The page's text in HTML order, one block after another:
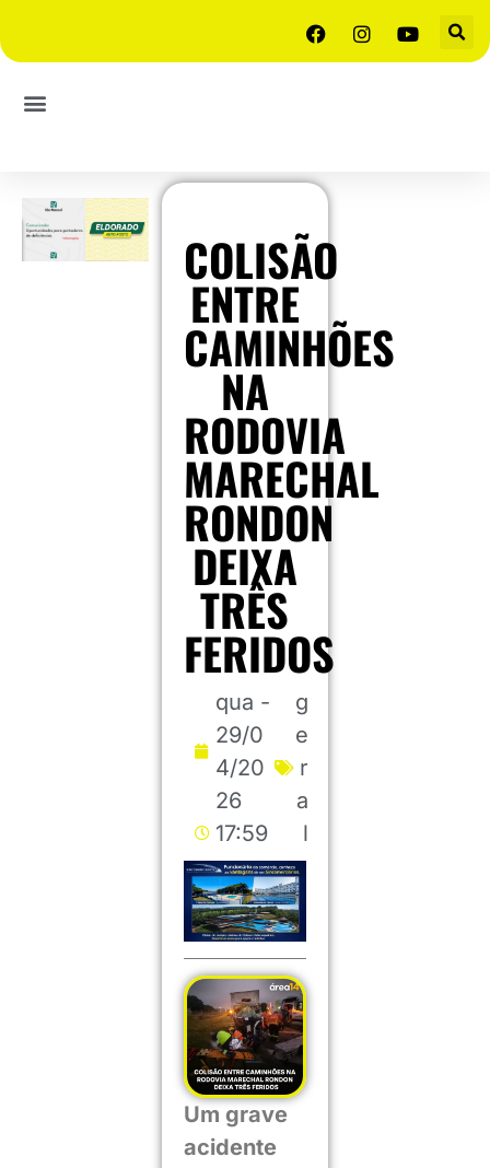
COLISÃO
ENTRE
CAMINHÕES
NA
RODOVIA
MARECHAL
RONDON
DEIXA
TRÊS
FERIDOS
qua -
29/0
4/20
26
17:59
g
e
r
a
l
Um grave
acidente